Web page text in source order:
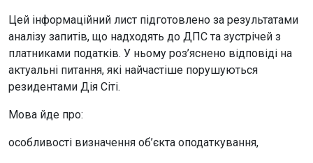
Цей інформаційний лист підготовлено за результатами
аналізу запитів, що надходять до ДПС та зустрічей з
платниками податків. У ньому роз’яснено відповіді на
актуальні питання, які найчастіше порушуються
резидентами Дія Сіті.
Мова йде про:
особливості визначення об’єкта оподаткування,